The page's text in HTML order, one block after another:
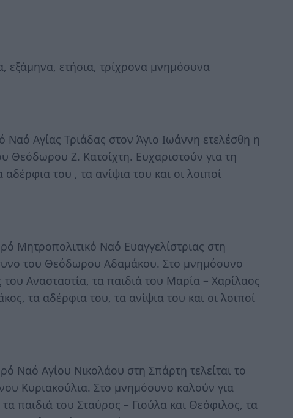
εξάμηνα, ετήσια, τρίχρονα μνημόσυνα
Αγίας Τριάδας στον Άγιο Ιωάννη ετελέσθη η
Θεόδωρου Ζ. Κατσίχτη. Ευχαριστούν για τη
του , τα ανίψια του και οι λοιποί
Μητροπολιτικό Ναό Ευαγγελίστριας στη
του Θεόδωρου Αδαμάκου. Στο μνημόσυνο
Ανασταστία, τα παιδιά του Μαρία – Χαρίλαος
τα αδέρφια του, τα ανίψια του και οι λοιποί
Ναό Αγίου Νικολάου στη Σπάρτη τελείται το
Κυριακούλια. Στο μνημόσυνο καλούν για
παιδιά του Σταύρος – Γιούλα και Θεόφιλος, τα